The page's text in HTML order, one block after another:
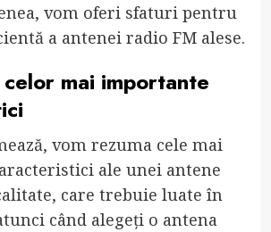
vom oferi sfaturi pentru
a antenei radio FM alese.
celor mai importante
vom rezuma cele mai
ale unei antene
care trebuie luate în
când alegeți o antena